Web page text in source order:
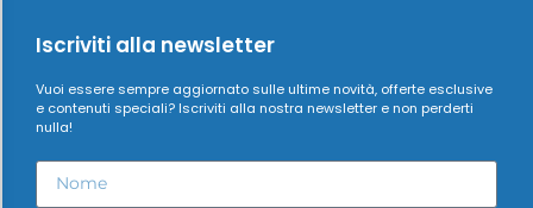
Iscriviti alla newsletter
Vuoi essere sempre aggiornato sulle ultime novità, offerte esclusive
e contenuti speciali? Iscriviti alla nostra newsletter e non perderti
nulla!